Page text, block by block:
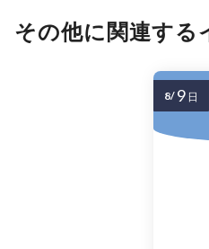
その他に関連する
8/ 9 日